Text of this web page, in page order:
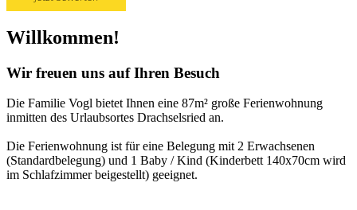
Willkommen!
Wir freuen uns auf Ihren Besuch
Die Familie Vogl bietet Ihnen eine 87m² große Ferienwohnung
inmitten des Urlaubsortes Drachselsried an.
Die Ferienwohnung ist für eine Belegung mit 2 Erwachsenen
(Standardbelegung) und 1 Baby / Kind (Kinderbett 140x70cm wird
im Schlafzimmer beigestellt) geeignet.